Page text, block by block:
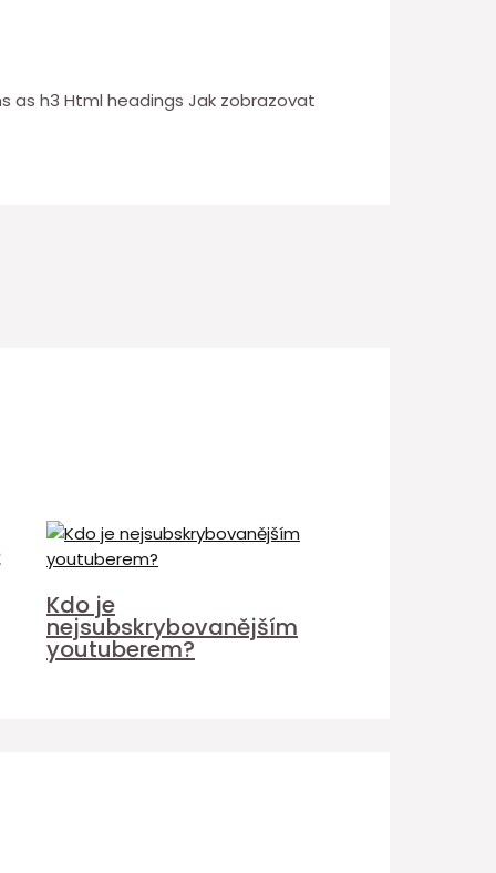
h3 Html headings Jak zobrazovat
Kdo je
nejsubskrybovanějším
youtuberem?